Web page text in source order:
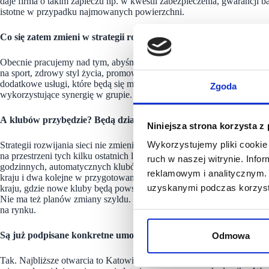
Zgoda
Niniejsza strona korzysta z
Wykorzystujemy pliki
ruch w naszej witrynie.
reklamowym i
uzyskanymi podczas
Odmowa
istotne w przypadku najmowanych powierzchni.
Co się zatem zmieni w strategii rozwoju Just GYM?
Obecnie pracujemy nad tym, abyśmy mogli wkrótce zaproponować
na sport, zdrowy styl życia, promowanie szeroko pojętej aktywności
dodatkowe usługi, które będą się mogły łączyć – mowa o sprzedaży
wykorzystujące synergię w grupie.
A klubów przybędzie? Będą działały pod szyldem Just GYM czy
Strategii rozwijania sieci nie zmieniamy. Zakłada ona otwieranie
na przestrzeni tych kilku ostatnich lat i te działania postaramy się
godzinnych, automatycznych klubów fitness, zarządzając blisko 45
kraju i dwa kolejne w przygotowaniu do otwarcia w najbliższych
kraju, gdzie nowe kluby będą powstawać w miastach liczących już
Nie ma też planów zmiany szyldu. Jedną z większych wartości spółki
na rynku.
Są już podpisane konkretne umowy najmu?
Tak. Najbliższe otwarcia to Katowice i Gorzów Wielkopolski. Jeden